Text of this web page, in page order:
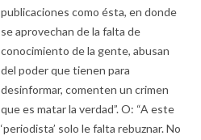
publicaciones como ésta, en donde
se aprovechan de la falta de
conocimiento de la gente, abusan
del poder que tienen para
desinformar, comenten un crimen
que es matar la verdad”. O: “A este
‘periodista’ solo le falta rebuznar. No